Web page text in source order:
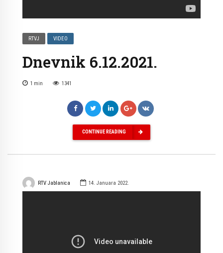
RTVJ VIDEO
Dnevnik 6.12.2021.
1 min 1341
CONTINUE READING
RTV Jablanica 14. Januara 2022.